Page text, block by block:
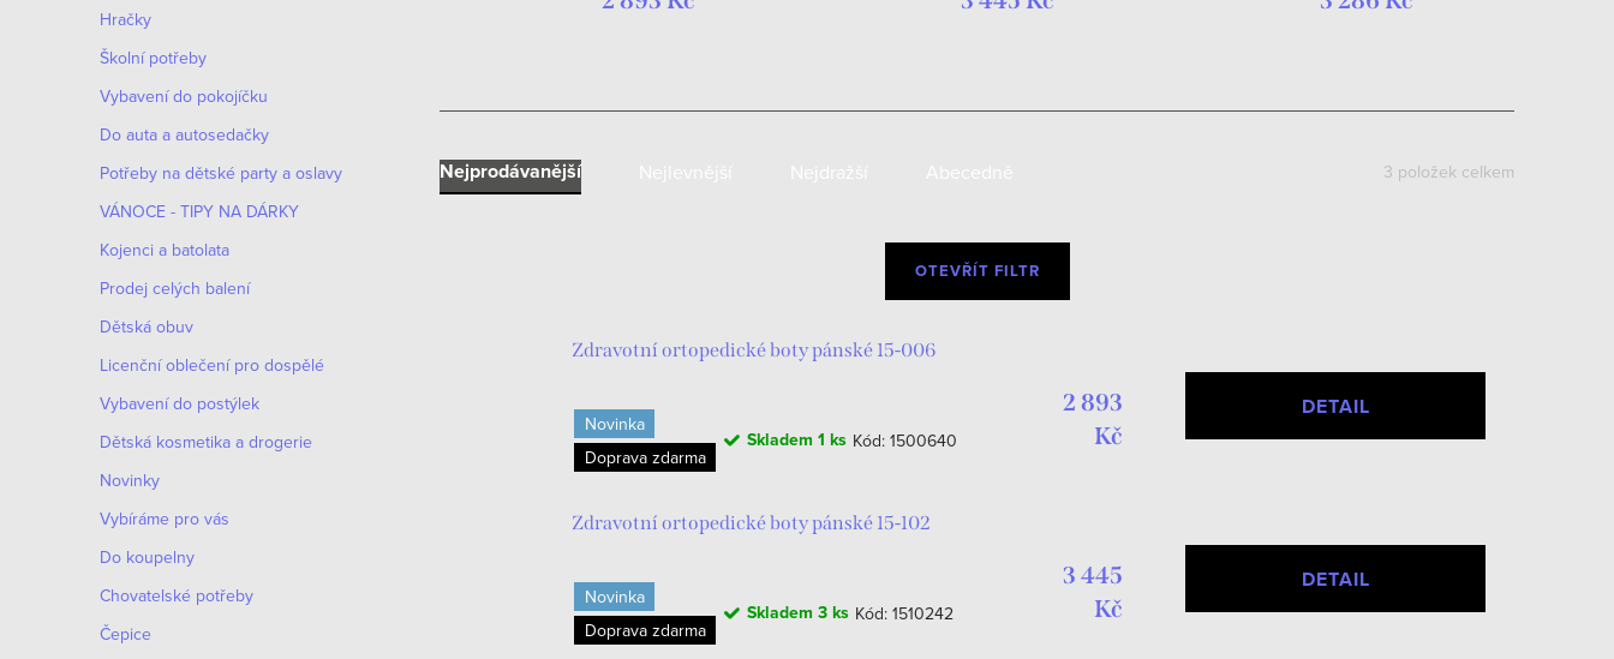
n
n
í
p
a
n
e
l
Hračky
Školní potřeby
Vybavení do pokojíčku
Do auta a autosedačky
Potřeby na dětské party a oslavy
VÁNOCE - TIPY NA DÁRKY
Kojenci a batolata
Prodej celých balení
Dětská obuv
Licenční oblečení pro dospělé
Vybavení do postýlek
Dětská kosmetika a drogerie
Novinky
Vybíráme pro vás
Do koupelny
Chovatelské potřeby
Čepice
Ř
Nejprodávanější 3 položek celkem
OTEVŘÍT FILTR
Zdravotní ortopedické boty pánské 15-006
Novinka
Doprava zdarma
Skladem 1 ks Kód: 1500640
2 893
Kč
DETAIL
Zdravotní ortopedické boty pánské 15-102
Novinka
Doprava zdarma
Skladem 3 ks Kód: 1510242
3 445
Kč
DETAIL